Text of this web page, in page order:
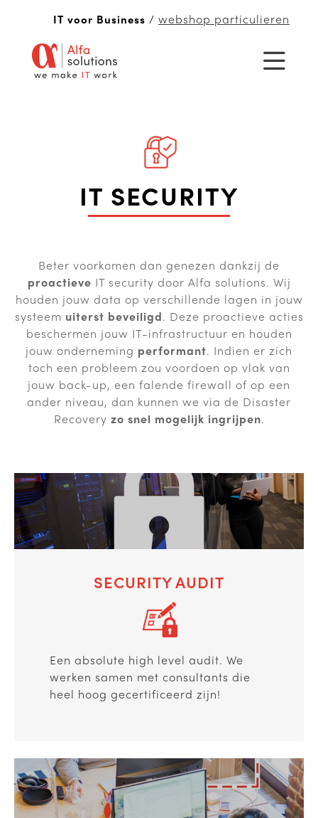
IT voor Business / webshop particulieren
IT SECURITY
Beter voorkomen dan genezen dankzij de
proactieve IT security door Alfa solutions. Wij
houden jouw data op verschillende lagen in jouw
systeem uiterst beveiligd. Deze proactieve acties
beschermen jouw IT-infrastructuur en houden
jouw onderneming performant. Indien er zich
toch een probleem zou voordoen op vlak van
jouw back-up, een falende firewall of op een
ander niveau, dan kunnen we via de Disaster
Recovery zo snel mogelijk ingrijpen.
SECURITY AUDIT
Een absolute high level audit. We
werken samen met consultants die
heel hoog gecertificeerd zijn!